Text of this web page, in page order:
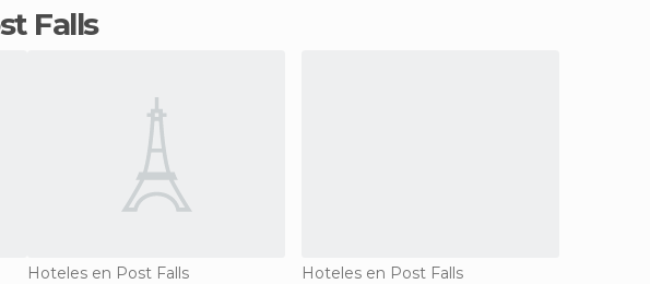
Falls
Hoteles en Post Falls
Hoteles en Post Falls